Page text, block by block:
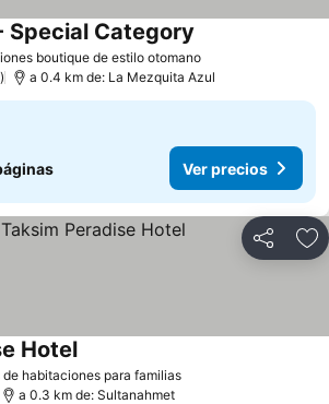
boutique de estilo otomanoVer precios
Special Category
a 0.4 km de: La Mezquita Azul
Ver precios
Compartir
habitaciones para familiasVer precios
HotelVer precios
a 0.3 km de: Sultanahmet